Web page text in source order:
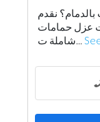
نقدم
عزل حمامات
شاملة ت...